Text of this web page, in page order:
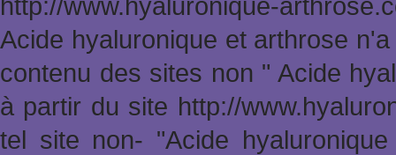
Acide hyaluronique et arthrose
contenu des sites non " Acide
à partir du site http://
tel site non- "Acide